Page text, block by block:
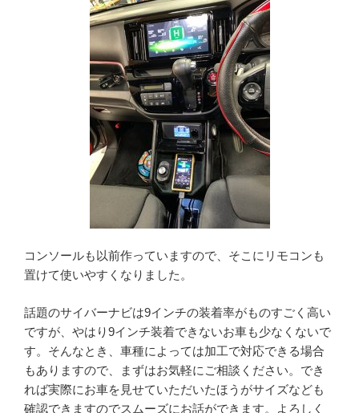
コンソールも以前作っていますので、そこにリモコンも
置けて使いやすくなりました。
話題のサイバーナビは9インチの装着率がものすごく高い
ですが、やはり9インチ装着できないお車も少なくないで
す。そんなとき、車種によっては加工で対応できる場合
もありますので、まずはお気軽にご相談ください。でき
れば実際にお車を見せていただいたほうがサイズなども
確認できますのでスムーズにお話ができます。よろしく